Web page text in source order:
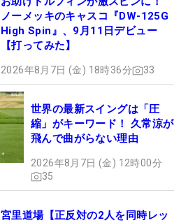
ノーメッキのキャスコ『DW-125G
High Spin』、9月11日デビュー
【打ってみた】
2026年8月7日 (金) 18時36分 33
世界の最新スイングは「圧
縮」がキーワード！ 久常涼が
飛んで曲がらない理由
2026年8月7日 (金) 12時00分
35
宮里道場【正反対の2人を同時レッ